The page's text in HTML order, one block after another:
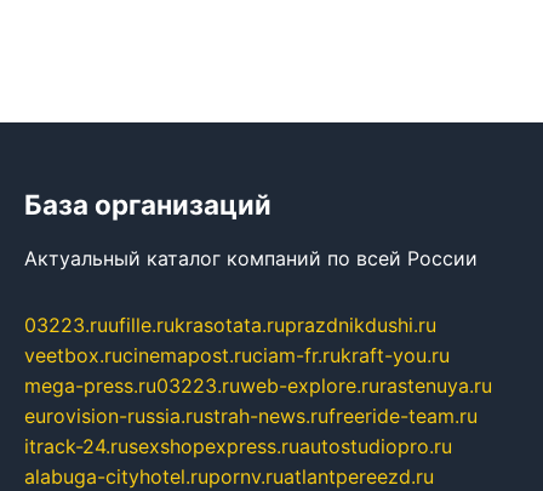
База организаций
Актуальный каталог компаний по всей России
03223.ruufille.rukrasotata.ruprazdnikdushi.ru
veetbox.rucinemapost.ruciam-fr.rukraft-you.ru
mega-press.ru03223.ruweb-explore.rurastenuya.ru
eurovision-russia.rustrah-news.rufreeride-team.ru
itrack-24.rusexshopexpress.ruautostudiopro.ru
alabuga-cityhotel.rupornv.ruatlantpereezd.ru